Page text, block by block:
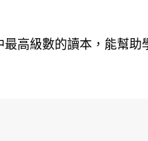
高級數的讀本，能幫